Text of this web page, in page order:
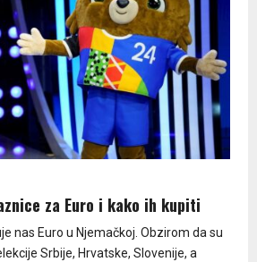
za Euro i kako ih kupiti
nas Euro u Njemačkoj. Obzirom da su
Srbije, Hrvatske, Slovenije, a